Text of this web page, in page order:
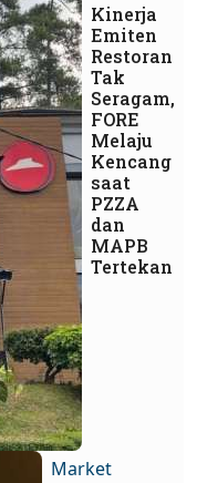
Kinerja
Emiten
Restoran
Tak
Seragam,
FORE
Melaju
Kencang
saat
PZZA
dan
MAPB
Tertekan
Market